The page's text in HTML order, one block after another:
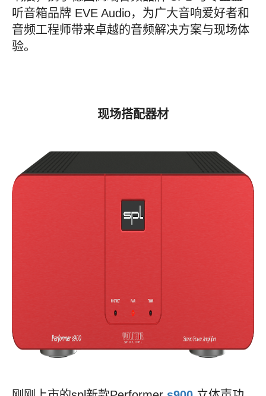
听音箱品牌 EVE Audio，为广大音响爱好者和
音频工程师带来卓越的音频解决方案与现场体
验。
现场搭配器材